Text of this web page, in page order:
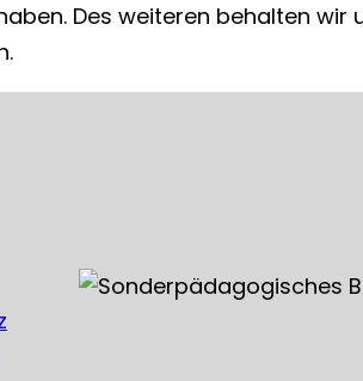
Des weiteren behalten wir